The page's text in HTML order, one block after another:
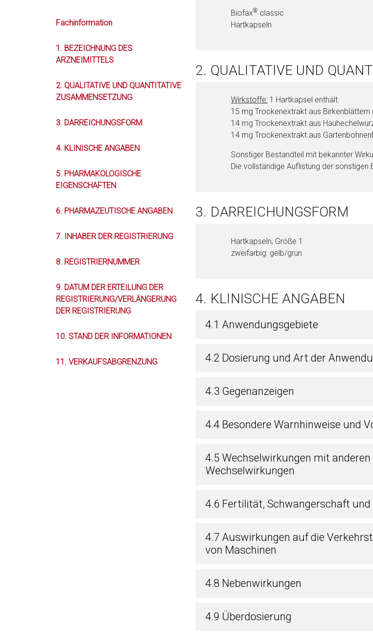
Fachinformation
1. BEZEICHNUNG DES
ARZNEIMITTELS
2. QUALITATIVE UND QUANTITATIVE
ZUSAMMENSETZUNG
3. DARREICHUNGSFORM
4. KLINISCHE ANGABEN
5. PHARMAKOLOGISCHE
EIGENSCHAFTEN
6. PHARMAZEUTISCHE ANGABEN
7. INHABER DER REGISTRIERUNG
8. REGISTRIERNUMMER
9. DATUM DER ERTEILUNG DER
REGISTRIERUNG/VERLÄNGERUNG
DER REGISTRIERUNG
10. STAND DER INFORMATIONEN
11. VERKAUFSABGRENZUNG
Biofax® classic
Hartkapseln
2. QUALITATIVE UND
Wirkstoffe: 1 Hartkapsel enthält:
15 mg Tro­cken­ex­trakt aus Bir­ken­blät­tern
14 mg Tro­cken­ex­trakt aus
14 mg Tro­cken­ex­trakt aus
Sonstiger Be­stand­teil mit bekannter
Die vollständige Auflistung der sonstigen
3. DARREICHUNGSFORM
Hartkapseln, Größe 1
zweifarbig: gelb/grün
4. KLINISCHE ANGABEN
4.1 Anwendungsgebiete
4.2 Dosierung und Art der
4.3 Gegenanzeigen
4.4 Besondere Warnhinweise und
4.5 Wechselwirkungen mit
Wechselwirkungen
4.6 Fertilität, Schwangerschaft
4.7 Auswirkungen auf die
von Maschinen
4.8 Nebenwirkungen
4.9 Überdosierung